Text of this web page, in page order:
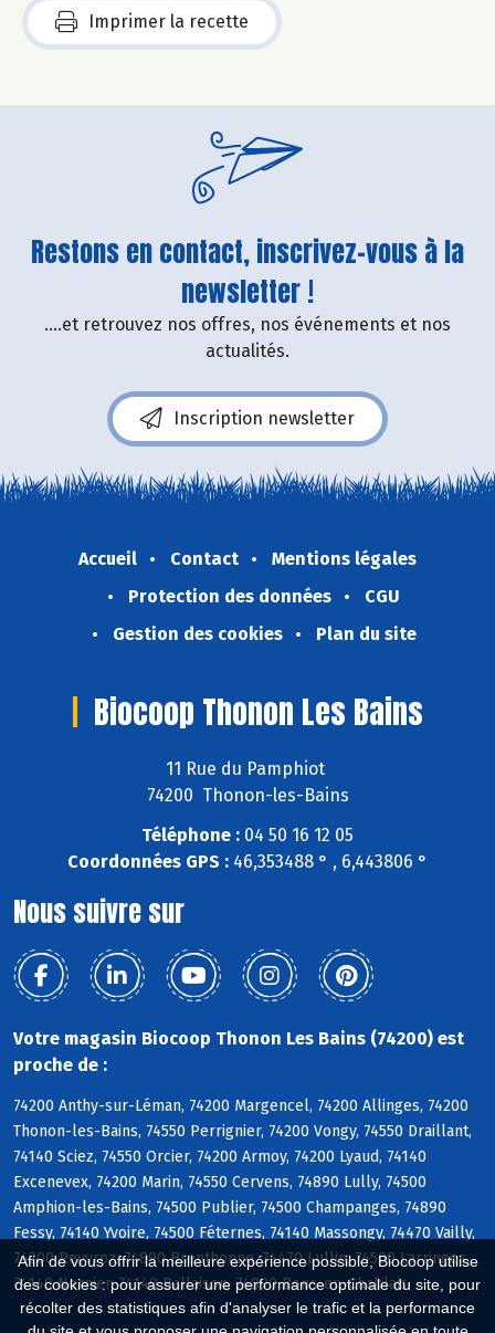
Afin de vous offrir la meilleure expérience possible, Biocoop utilise
des cookies : pour assurer une performance optimale du site, pour
récolter des statistiques afin d'analyser le trafic et la performance
Imprimer la recette
Restons en contact, inscrivez-vous à la
newsletter !
....et retrouvez nos offres, nos événements et nos
actualités.
Inscription newsletter
Accueil Contact
Mentions légales
Protection des données
CGU
Gestion des cookies
Plan du site
Biocoop Thonon Les Bains
11 Rue du Pamphiot
74200 Thonon-les-Bains
Téléphone : 04 50 16 12 05
Coordonnées GPS : 46,353488 ° , 6,443806 °
Nous suivre sur
Votre magasin Biocoop Thonon Les Bains (74200) est
proche de :
74200 Anthy-sur-Léman, 74200 Margencel, 74200 Allinges, 74200
Thonon-les-Bains, 74550 Perrignier, 74200 Vongy, 74550 Draillant,
74140 Sciez, 74550 Orcier, 74200 Armoy, 74200 Lyaud, 74140
Excenevex, 74200 Marin, 74550 Cervens, 74890 Lully, 74500
Amphion-les-Bains, 74500 Publier, 74500 Champanges, 74890
Fessy, 74140 Yvoire, 74500 Féternes, 74140 Massongy, 74470 Vailly,
74200 Reyvroz, 74890 Brenthonne, 74470 Lullin, 74500 Larringes,
74140 Nernier, 74140 Ballaison, 74890 Bons-en-Chablais